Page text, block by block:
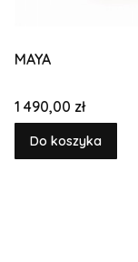
MAYA
Cena
1 490,00 zł
Do koszyka